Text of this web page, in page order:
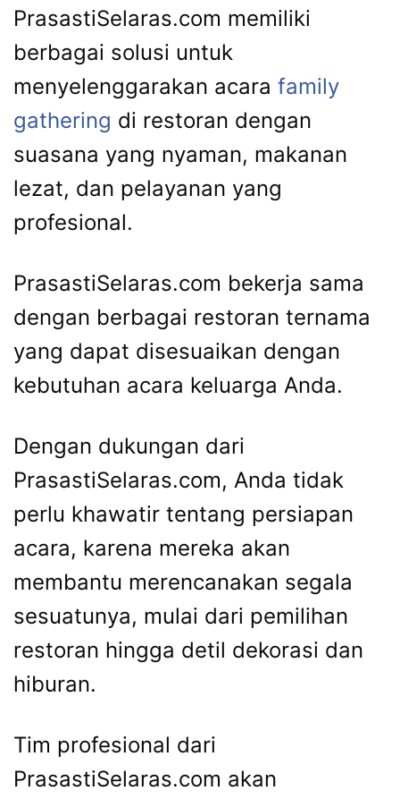
PrasastiSelaras.com memiliki
berbagai solusi untuk
menyelenggarakan acara family
gathering di restoran dengan
suasana yang nyaman, makanan
lezat, dan pelayanan yang
profesional.
PrasastiSelaras.com bekerja sama
dengan berbagai restoran ternama
yang dapat disesuaikan dengan
kebutuhan acara keluarga Anda.
Dengan dukungan dari
PrasastiSelaras.com, Anda tidak
perlu khawatir tentang persiapan
acara, karena mereka akan
membantu merencanakan segala
sesuatunya, mulai dari pemilihan
restoran hingga detil dekorasi dan
hiburan.
Tim profesional dari
PrasastiSelaras.com akan